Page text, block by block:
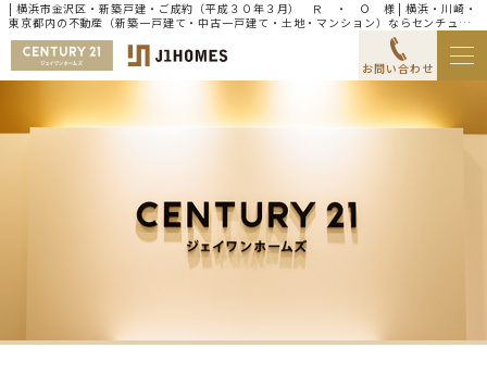
| 横浜市金沢区・新築戸建・ご成約（平成３０年３月） Ｒ ・ Ｏ 様 | 横浜・川崎・
東京都内の不動産（新築一戸建て・中古一戸建て・土地・マンション）ならセンチュリ
ー21ジェイワンホームズ
お問い合わせ